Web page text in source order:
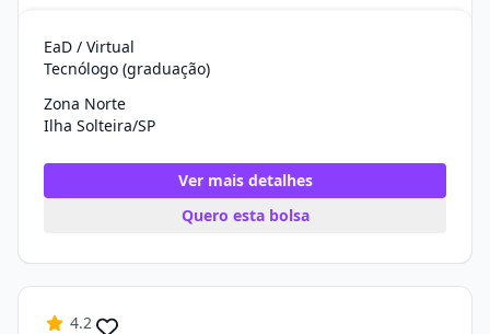
EaD / Virtual
Tecnólogo (graduação)
Zona Norte
Ilha Solteira/SP
Ver mais detalhes
Quero esta bolsa
4.2